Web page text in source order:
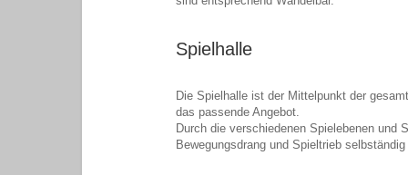
Spielhalle
Die Spielhalle ist der Mittelpunkt der
das passende Angebot.
Durch die verschiedenen Spielebenen und
Bewegungsdrang und Spieltrieb